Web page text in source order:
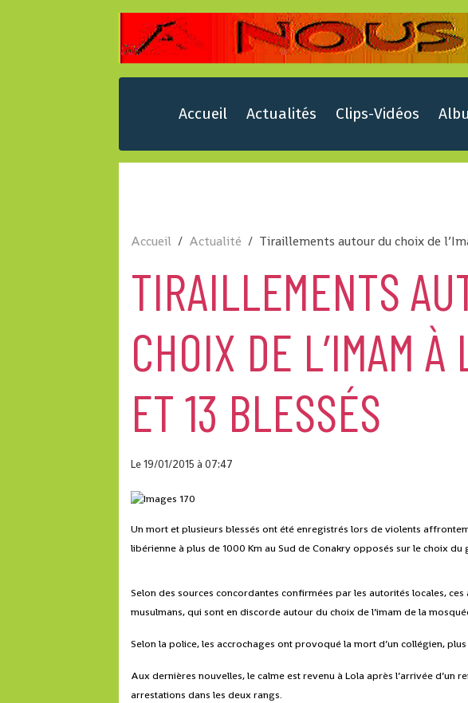
Accueil Actualités Clips-Vidéos
Accueil Actualité Tiraillements autour du choix de
TIRAILLEMENTS
CHOIX DE L’IMAM
ET 13 BLESSÉS
Le 19/01/2015à 07:47
Un mort et plusieurs blessés ont été enregistrés lors de violents
libérienne à plus de 1000 Km au Sud de Conakry opposés sur le choix
Selon des sources concordantes confirmées par les autorités locales,
musulmans, qui sont en discorde autour du choix de l’imam de la
Selon la police, les accrochages ont provoqué la mort d’un collégien, plus
Aux dernières nouvelles, le calme est revenu à Lola après l’arrivée d’un
arrestations dans les deux rangs.